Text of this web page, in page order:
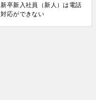
新卒新入社員（新人）は電話
対応ができない